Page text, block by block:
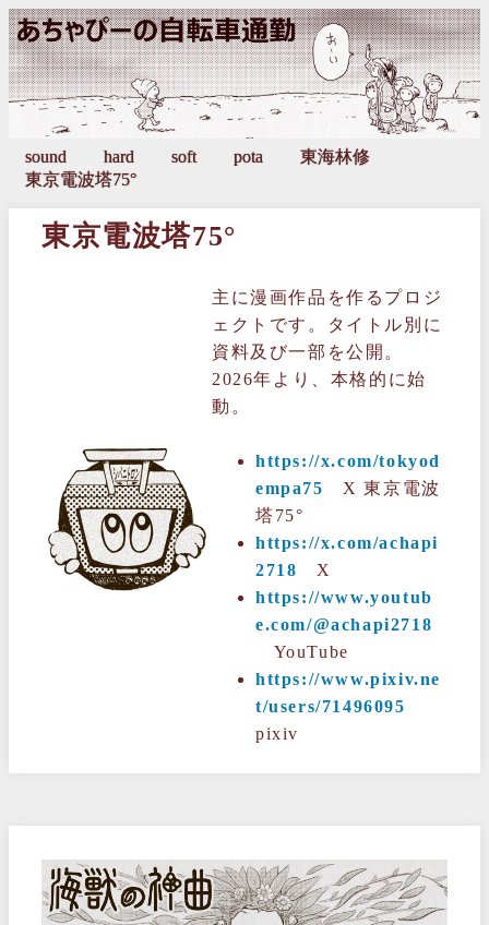
東京電波塔75°
主に漫画作品を作るプロジ
ェクトです。タイトル別に
資料及び一部を公開。
2026年より、本格的に始
動。
https://x.com/tokyod
empa75 X 東京電波
塔75°
https://x.com/achapi
2718 X
https://www.youtub
e.com/@achapi2718
YouTube
https://www.pixiv.ne
t/users/71496095
pixiv